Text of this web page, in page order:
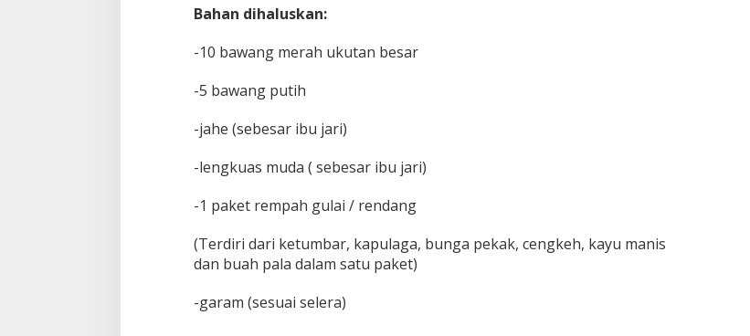
Bahan dihaluskan:
-10 bawang merah ukutan besar
-5 bawang putih
-jahe (sebesar ibu jari)
-lengkuas muda ( sebesar ibu jari)
-1 paket rempah gulai / rendang
(Terdiri dari ketumbar, kapulaga, bunga pekak, cengkeh, kayu manis
dan buah pala dalam satu paket)
-garam (sesuai selera)